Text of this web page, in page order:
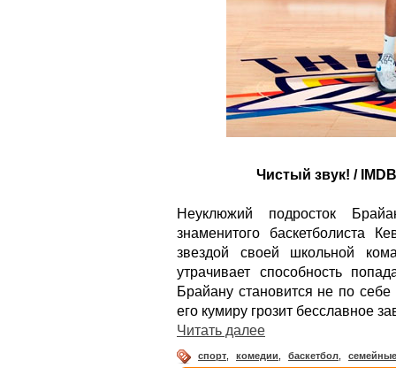
Чистый звук! /
Неуклюжий подросток
знаменитого баскетболиста
звездой своей школьной
утрачивает способность
Брайану становится не по
его кумиру грозит бесславное
Читать далее
спорт комедии баскетбол семейные